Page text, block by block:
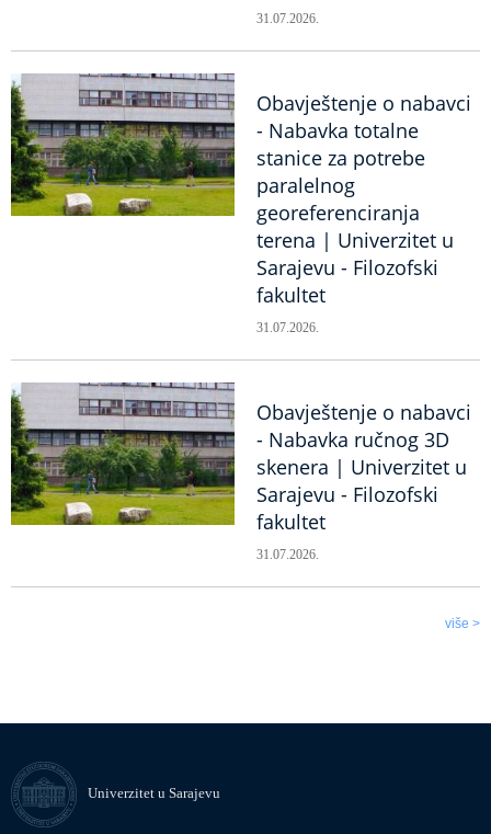
31.07.2026.
Obavještenje o nabavci
- Nabavka totalne
stanice za potrebe
paralelnog
georeferenciranja
terena | Univerzitet u
Sarajevu - Filozofski
fakultet
31.07.2026.
Obavještenje o nabavci
- Nabavka ručnog 3D
skenera | Univerzitet u
Sarajevu - Filozofski
fakultet
31.07.2026.
više >
Univerzitet u Sarajevu